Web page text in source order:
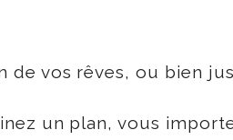
de vos rêves, ou bien
un plan, vous